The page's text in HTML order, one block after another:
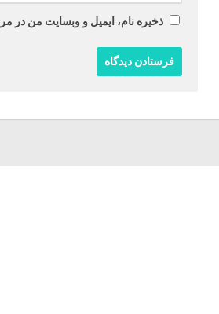
ذخیره نام، ایمیل و وبسایت من در